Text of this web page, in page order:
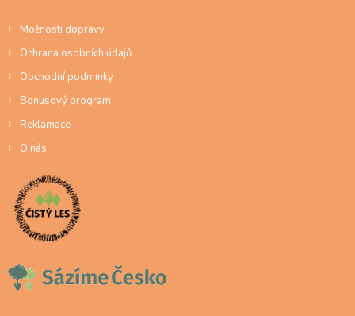
Možnosti dopravy
Ochrana osobních údajů
Obchodní podmínky
Bonusový program
Reklamace
O nás